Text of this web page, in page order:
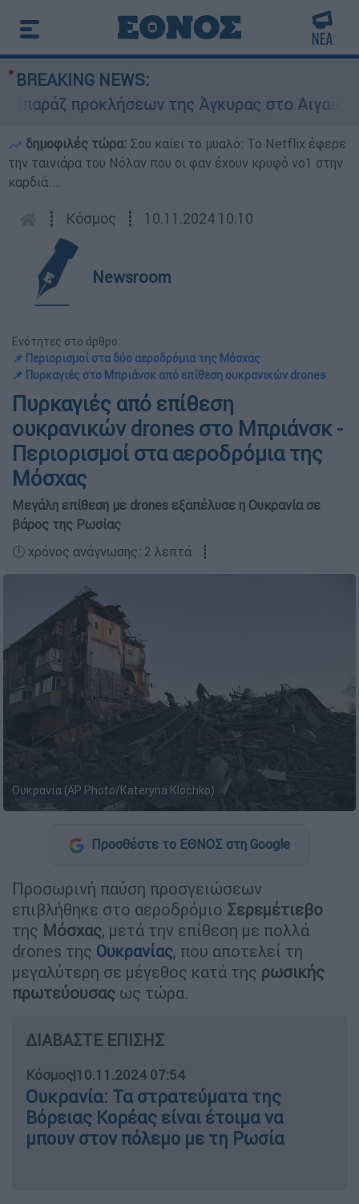
BREAKING NEWS:
προκλήσεων της Άγκυρας στο Αιγαίο:
δημοφιλές τώρα: Σου καίει το μυαλό: Το Netflix έφερε
την ταινιάρα του Νόλαν που οι φαν έχουν κρυφό νο1 στην
καρδιά...
┋ Κόσμος ┋ 10.11.2024 10:10
Newsroom
Ενότητες στο άρθρο:
📌 Περιορισμοί στα δύο αεροδρόμια της Μόσχας
📌 Πυρκαγιές στο Μπριάνσκ από επίθεση ουκρανικών drones
Πυρκαγιές από επίθεση
ουκρανικών drones στο Μπριάνσκ -
Περιορισμοί στα αεροδρόμια της
Μόσχας
Μεγάλη επίθεση με drones εξαπέλυσε η Ουκρανία σε
βάρος της Ρωσίας
🕛 χρόνος ανάγνωσης: 2 λεπτά ┋
Ουκρανία (AP Photo/Kateryna Klochko)
Προσθέστε το ΕΘΝΟΣ στη Google
Προσωρινή παύση προσγειώσεων
επιβλήθηκε στο αεροδρόμιο Σερεμέτιεβο
της Μόσχας, μετά την επίθεση με πολλά
drones της Ουκρανίας, που αποτελεί τη
μεγαλύτερη σε μέγεθος κατά της ρωσικής
πρωτεύουσας ως τώρα.
ΔΙΑΒΑΣΤΕ ΕΠΙΣΗΣ
Κόσμος|10.11.2024 07:54
Ουκρανία: Τα στρατεύματα της
Βόρειας Κορέας είναι έτοιμα να
μπουν στον πόλεμο με τη Ρωσία